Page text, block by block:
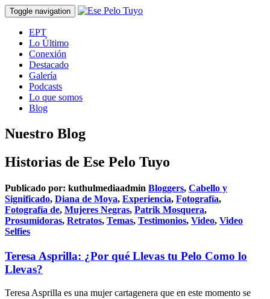
Toggle navigation
EPT
Lo Último
Conexión
Destacado
Galería
Podcasts
Lo que somos
Blog
Nuestro Blog
Historias de Ese Pelo Tuyo
Publicado por: kuthulmediaadmin Bloggers, Cabello y
Significado, Diana de Moya, Experiencia, Fotografía,
Fotografía de, Mujeres Negras, Patrik Mosquera,
Prosumidoras, Retratos, Temas, Testimonios, Video, Video
Selfies
Teresa Asprilla: ¿Por qué Llevas tu Pelo Como lo
Llevas?
Teresa Asprilla es una mujer cartagenera que en este momento se